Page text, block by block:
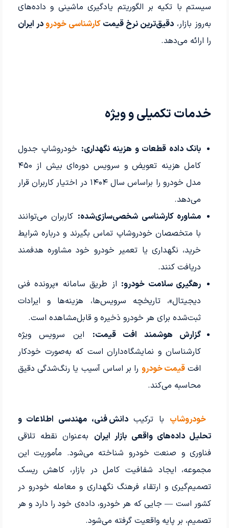
سیستم با تکیه بر الگوریتم یادگیری ماشینی و داده‌های
به‌روز بازار، دقیق‌ترین نرخ قیمتکارشناسی خودرودر ایران
را ارائه می‌دهد.
خدمات تکمیلی و ویژه
بانک داده قطعات و هزینه نگهداری: خودروشاپ جدول
کامل هزینه تعویض و سرویس دوره‌ای بیش از ۴۵۰
مدل خودرو را براساس سال ۱۴۰۴ در اختیار کاربران قرار
می‌دهد.
مشاوره کارشناسی شخصی‌سازی‌شده: کاربران می‌توانند
با متخصصان خودروشاپ تماس بگیرند و درباره شرایط
خرید، نگهداری یا تعمیر خودرو خود مشاوره هدفمند
دریافت کنند.
رهگیری سلامت خودرو: از طریق سامانه «پرونده فنی
دیجیتال»، تاریخچه سرویس‌ها، هزینه‌ها و ایرادات
ثبت‌شده برای هر خودرو ذخیره و قابل‌مشاهده است.
گزارش هوشمند افت قیمت: این سرویس ویژه
کارشناسان و نمایشگاه‌داران است که به‌صورت خودکار
افتقیمت خودرو را بر اساس آسیب یا رنگ‌شدگی دقیق
محاسبه می‌کند.
خودروشاپ با ترکیبدانش فنی، مهندسی اطلاعات و
تحلیل داده‌های واقعی بازار ایران به‌عنوان نقطه تلاقی
فناوری و صنعت خودرو شناخته می‌شود. مأموریت این
مجموعه، ایجاد شفافیت کامل در بازار، کاهش ریسک
تصمیم‌گیری و ارتقاء فرهنگ نگهداری و معامله خودرو در
کشور است — جایی که هر خودرو، داده‌ی خود را دارد و هر
تصمیم، بر پایه واقعیت گرفته می‌شود.